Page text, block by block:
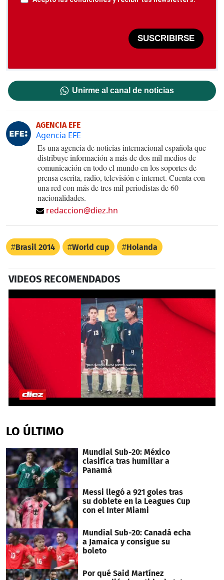
SUSCRIBIRSE
Unirme al canal de noticias
AGENCIA EFE
Agencia EFE
Es una agencia de noticias internacional española que
distribuye información a más de dos mil medios de
comunicación en todo el mundo en los soportes de
prensa escrita, radio, televisión e internet. Cuenta con
una red con más de tres mil periodistas de 60
nacionalidades.
redaccion@diez.hn
Brasil 2014 World cup Holanda
VIDEOS RECOMENDADOS
of
1
41
seconds
LO ÚLTIMO
Mundial Sub-20: México
clasifica tras humillar a
Panamá
Messi llegó a 921 goles tras
su doblete en la Leagues Cup
con el Inter Miami
Mundial Sub-20: Canadá echa
a Jamaica y consigue su
boleto
Por qué Said Martínez